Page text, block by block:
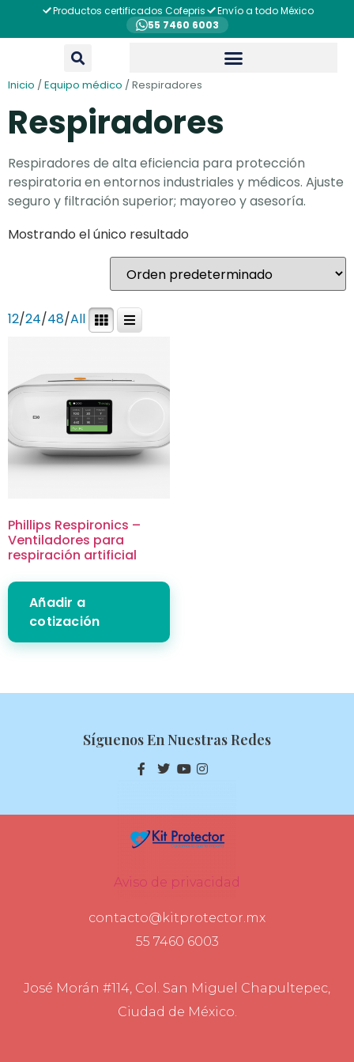
Productos certificados Cofepris
Envío a todo México
55 7460 6003
Inicio /Equipo médico / Respiradores
Respiradores
Respiradores de alta eficiencia para protección
respiratoria en entornos industriales y médicos. Ajuste
seguro y filtración superior; mayoreo y asesoría.
Mostrando el único resultado
12/24/48/All
Phillips Respironics –
Ventiladores para
respiración artificial
Añadir a
cotización
Síguenos En Nuestras Redes
Aviso de privacidad
contacto@kitprotector.mx
55 7460 6003
José Morán #114, Col. San Miguel Chapultepec,
Ciudad de México.